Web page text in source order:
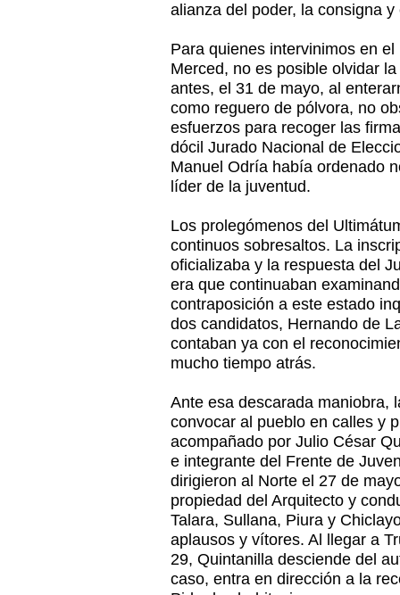
alianza del poder, la consigna y
Para quienes intervinimos en
Merced, no es posible olvidar
antes, el 31 de mayo, al
como reguero de pólvora, no
esfuerzos para recoger las
dócil Jurado Nacional de
Manuel Odría había ordenado
líder de la juventud.
Los prolegómenos del
continuos sobresaltos. La
oficializaba y la respuesta del
era que continuaban
contraposición a este estado
dos candidatos, Hernando de
contaban ya con el
mucho tiempo atrás.
Ante esa descarada maniobra,
convocar al pueblo en calles y
acompañado por Julio César
e integrante del Frente de
dirigieron al Norte el 27 de
propiedad del Arquitecto y
Talara, Sullana, Piura y
aplausos y vítores. Al llegar a
29, Quintanilla desciende del
caso, entra en dirección a la